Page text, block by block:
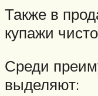
Также в
купажи
Среди
выделяют: